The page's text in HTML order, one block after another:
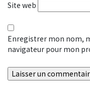
Site web
Enregistrer mon nom,
navigateur pour mon